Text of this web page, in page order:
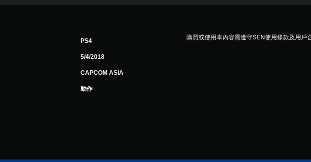
PS4
5/4/2018
CAPCOM ASIA
動作
購買或使用本內容需遵守SEN使用條款及用戶合